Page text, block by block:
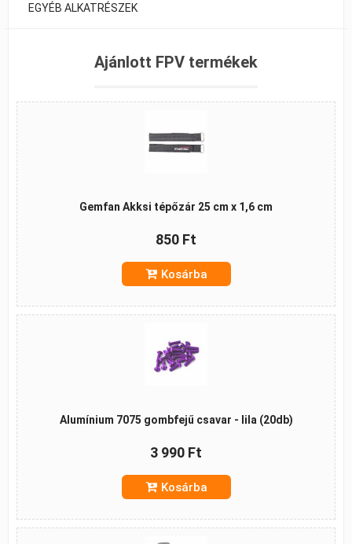
EGYÉB ALKATRÉSZEK
Ajánlott FPV termékek
Gemfan Akksi tépőzár 25 cm x 1,6 cm
850 Ft
Kosárba
Alumínium 7075 gombfejű csavar - lila (20db)
3 990 Ft
Kosárba